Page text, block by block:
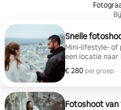
Snelle
Mini-lifestyle-
een locatie naar
je 10 foto's kunt kiezen.
videobewerking
€ 280 per groep
€ 280 per groep
, ·
Fotoshoot van